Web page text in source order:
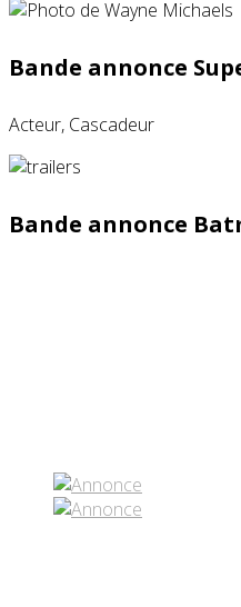
Bande annonce
Acteur, Cascadeur
Bande annonce